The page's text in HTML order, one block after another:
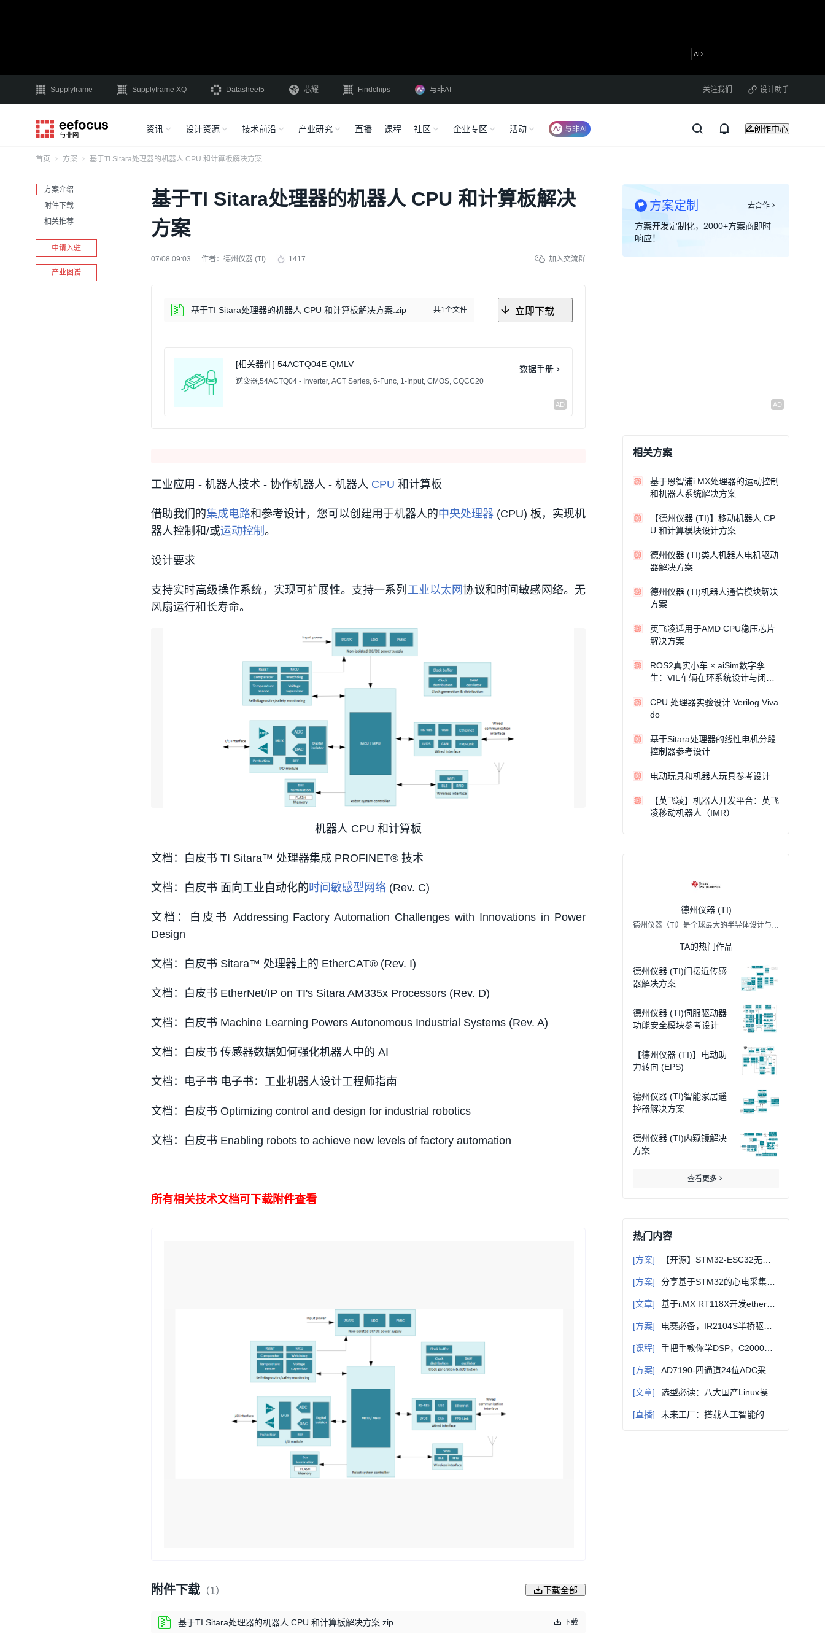
Supplyframe Supplyframe XQ Datasheet5 芯耀 Findchips 与非AI 关注我们 设计助手
资讯 设计资源 技术前沿 产业研究 直播 课程 社区 企业专区 活动 创作中心
首页 方案 基于TI Sitara处理器的机器人 CPU 和计算板解决方案
方案介绍
附件下载
相关推荐
申请入驻
产业图谱
基于TI Sitara处理器的机器人 CPU 和计算板解决
方案
07/08 09:03 作者： 德州仪器 (TI) 1417 加入交流群
基于TI Sitara处理器的机器人 CPU 和计算板解决方案.zip 共1个文件 立即下载
[相关器件] 54ACTQ04E-QMLV
逆变器,54ACTQ04 - Inverter, ACT Series, 6-Func, 1-Input, CMOS, CQCC20
数据手册
工业应用 - 机器人技术 - 协作机器人 - 机器人 CPU 和计算板
借助我们的集成电路和参考设计，您可以创建用于机器人的中央处理器 (CPU) 板，实现机
器人控制和/或运动控制 。
设计要求
支持实时高级操作系统，实现可扩展性。支持一系列 工业以太网协议和时间敏感网络。无
风扇运行和长寿命。
机器人 CPU 和计算板
文档：白皮书 TI Sitara™ 处理器集成 PROFINET® 技术
文档：白皮书 面向工业自动化的时间敏感型网络 (Rev. C)
文档：白皮书 Addressing Factory Automation Challenges with Innovations in Power
Design
文档：白皮书 Sitara™ 处理器上的 EtherCAT® (Rev. I)
文档：白皮书 EtherNet/IP on TI's Sitara AM335x Processors (Rev. D)
文档：白皮书 Machine Learning Powers Autonomous Industrial Systems (Rev. A)
文档：白皮书 传感器数据如何强化机器人中的 AI
文档：电子书 电子书：工业机器人设计工程师指南
文档：白皮书 Optimizing control and design for industrial robotics
文档：白皮书 Enabling robots to achieve new levels of factory automation
所有相关技术文档可下载附件查看
附件下载 （1） 下载全部
基于TI Sitara处理器的机器人 CPU 和计算板解决方案.zip 下载
方案定制 去合作
方案开发定制化，2000+方案商即时
响应！
相关方案
基于恩智浦i.MX处理器的运动控制
和机器人系统解决方案
【德州仪器 (TI)】移动机器人 CP
U 和计算模块设计方案
德州仪器 (TI)类人机器人电机驱动
器解决方案
德州仪器 (TI)机器人通信模块解决
方案
英飞凌适用于AMD CPU稳压芯片
解决方案
ROS2真实小车 × aiSim数字孪
生：VIL车辆在环系统设计与闭环
CPU 处理器实验设计 Verilog Viva
do
基于Sitara处理器的线性电机分段
控制器参考设计
电动玩具和机器人玩具参考设计
【英飞凌】机器人开发平台：英飞
凌移动机器人（IMR）
德州仪器 (TI)
德州仪器（TI）是全球最大的半导体设计与制造公司之一。我们将在这里为您分享TI最新的动态和技术创新。
TA的热门作品
德州仪器 (TI)门接近传感
器解决方案
德州仪器 (TI)伺服驱动器
功能安全模块参考设计
【德州仪器 (TI)】电动助
力转向 (EPS)
德州仪器 (TI)智能家居遥
控器解决方案
德州仪器 (TI)内窥镜解决
方案
查看更多
热门内容
[方案] 【开源】STM32-ESC32无刷电调设计（原理图、PCB源文件、MDK电调程序及上位机）
[方案] 分享基于STM32的心电采集系统（硬件+软件+上位机+设计报告等）
[文章] 基于i.MX RT118X开发ethercat从站（一）-初识EtherCAT
[方案] 电赛必备，IR2104S半桥驱动MOS管电机驱动板（PCB工程文件+磁悬浮代码）
[课程] 手把手教你学DSP，C2000从入门到精通
[方案] AD7190-四通道24位ADC采集，附STM32代码及原理图
[文章] 选型必读：八大国产Linux操作系统全景解读与核心应用场景剖析
[直播] 未来工厂：搭载人工智能的边缘传感器设计